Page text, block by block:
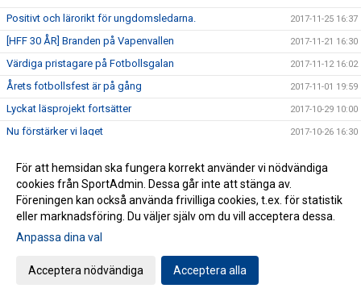
Positivt och lärorikt för ungdomsledarna. 2017-11-25 16:37
[HFF 30 ÅR] Branden på Vapenvallen 2017-11-21 16:30
Värdiga pristagare på Fotbollsgalan 2017-11-12 16:02
Årets fotbollsfest är på gång 2017-11-01 19:59
Lyckat läsprojekt fortsätter 2017-10-29 10:00
Nu förstärker vi laget 2017-10-26 16:30
[HFF 30 ÅR] Bubbel i gråa baracker 2017-10-12 07:00
[HFF 30 år.] Möt pojklagsspelaren som blev elitdomare. 2017-10-08 08:00
Förstärkning av ledarstaben 2017-09-29 17:00
Cupfinal tisdagen den 26/9.
SUPPORTERRESA 7 OKTOBER UTSIKTENS BK
För att hemsidan ska fungera korrekt använder vi nödvändiga
cookies från SportAdmin. Dessa går inte att stänga av.
Föreningen kan också använda frivilliga cookies, t.ex. för statistik
eller marknadsföring. Du väljer själv om du vill acceptera dessa.
Anpassa dina val
Acceptera nödvändiga Acceptera alla